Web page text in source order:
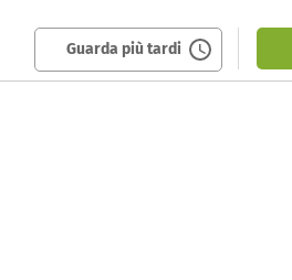
Guarda più tardi